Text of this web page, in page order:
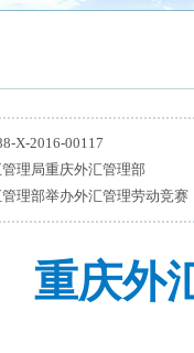
X-2016-00117
管理局重庆外汇管理部
理部举办外汇管理劳动竞赛
重庆外